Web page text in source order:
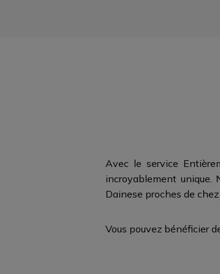
Avec le service
incroyablement unique.
Dainese proches de
Vous pouvez bénéficier
FIXEZ UN